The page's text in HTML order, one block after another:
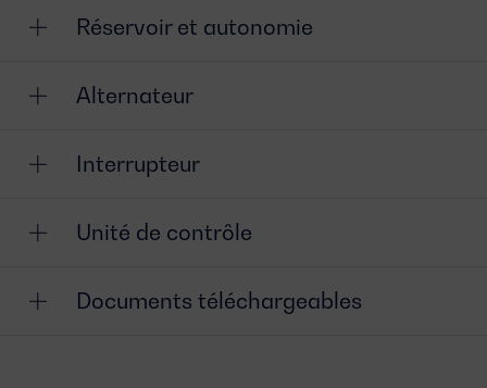
Réservoir et autonomie
Alternateur
Interrupteur
Unité de contrôle
Documents téléchargeables